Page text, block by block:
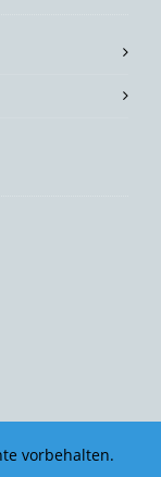
vorbehalten.